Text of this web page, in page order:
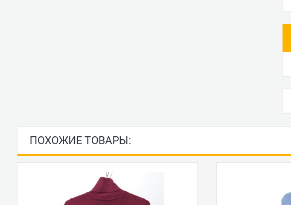
ПОХОЖИЕ ТОВАРЫ: